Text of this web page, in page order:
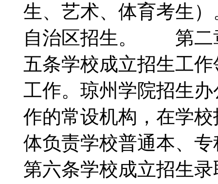
生、艺术、体育考生
自治区招生。 第二
五条学校成立招生工
工作。琼州学院招生
作的常设机构，在学
体负责学校普通本
第六条学校成立招生